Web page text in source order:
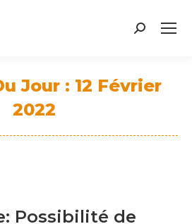
Search:
Jour : 12 Février
2022
Possibilité de